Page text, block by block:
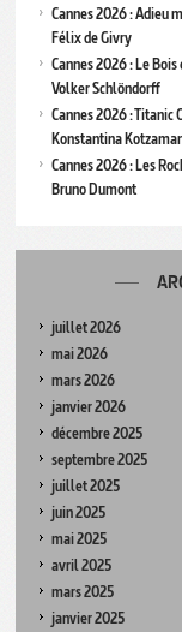
Cannes 2026 : Adieu
Félix de Givry
Cannes 2026 : Le
Volker Schlöndorff
Cannes 2026 : Titanic
Konstantina
Cannes 2026 : Les
Bruno Dumont
juillet 2026
mai 2026
mars 2026
janvier 2026
décembre 2025
septembre 2025
juillet 2025
juin 2025
mai 2025
avril 2025
mars 2025
janvier 2025